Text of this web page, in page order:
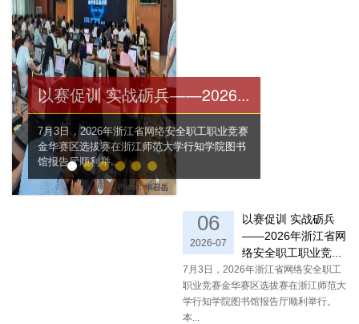
以赛促训 实战砺兵——2026...
7月3日，2026年浙江省网络安全职工职业竞赛
金华赛区选拔赛在浙江师范大学行知学院图书
馆报告厅顺利举...
Photo:华召岳
06
2026-07
以赛促训 实战砺兵
——2026年浙江省网
络安全职工职业竞...
7月3日，2026年浙江省网络安全职工
职业竞赛金华赛区选拔赛在浙江师范大
学行知学院图书馆报告厅顺利举行。
本...